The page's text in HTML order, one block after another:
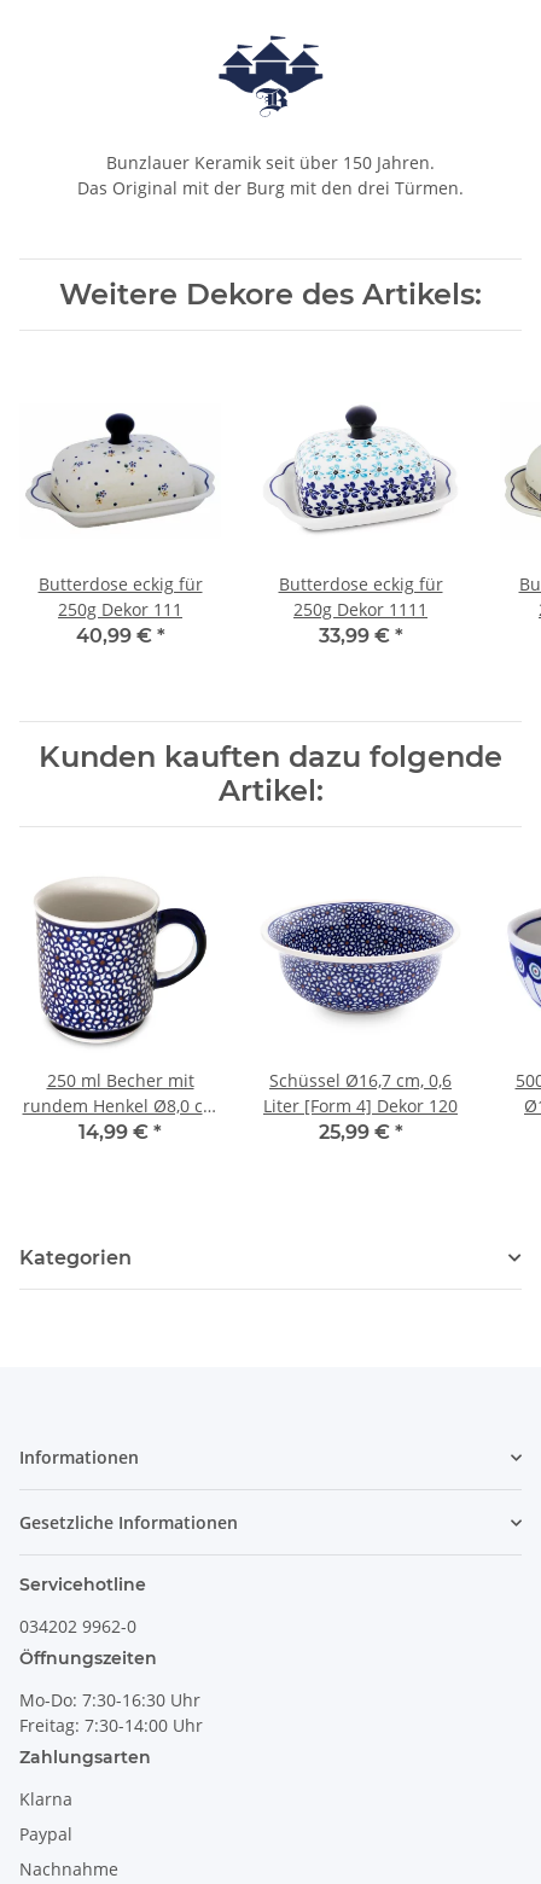
Bunzlauer Keramik seit über 150 Jahren.
Das Original mit der Burg mit den drei Türmen.
Weitere Dekore des Artikels:
Butterdose eckig für
250g Dekor 111
40,99 € *
Butterdose eckig für
250g Dekor 1111
33,99 € *
Kunden kauften dazu folgende
Artikel:
250 ml Becher mit
rundem Henkel Ø8,0 cm
Dekor 120
14,99 € *
Schüssel Ø16,7 cm, 0,6
Liter [Form 4] Dekor 120
25,99 € *
Kategorien
Informationen
Gesetzliche Informationen
Servicehotline
034202 9962-0
Öffnungszeiten
Mo-Do: 7:30-16:30 Uhr
Freitag: 7:30-14:00 Uhr
Zahlungsarten
Klarna
Paypal
Nachnahme